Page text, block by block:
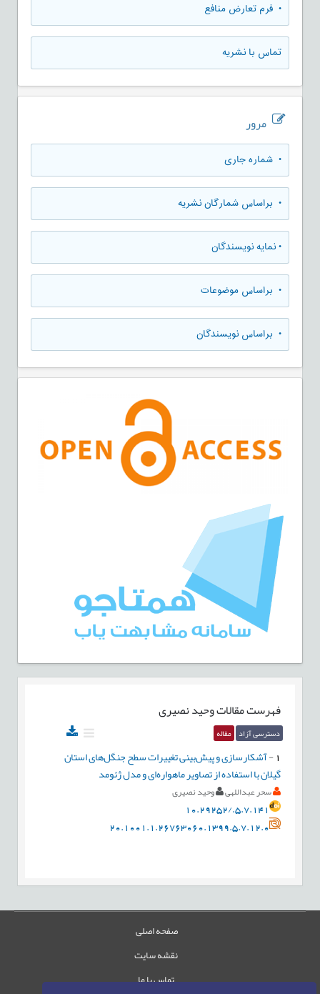
• فرم تعارض منافع
تماس با نشریه
مرور
• شماره جاری
• براساس شمارگان نشریه
•نمایه نویسندگان
• براساس موضوعات
• براساس نویسندگان
فهرست مقالاتوحید نصیری
دسترسی آزاد مقاله
-آشکارسازی و پیش‌بینی تغییرات سطح جنگل‌های استان
گیلان با استفاده از تصاویر ماهواره‌ای و مدل ژئومد
سحر عبداللهی وحید نصیری
10.29252/.5.7.141
20.1001.1.26763060.1399.5.7.12.0
صفحه اصلی
نقشه سایت
تماس با ما